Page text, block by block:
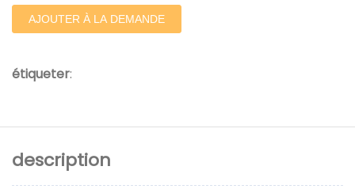
AJOUTER À LA DEMANDE
étiqueter:
description